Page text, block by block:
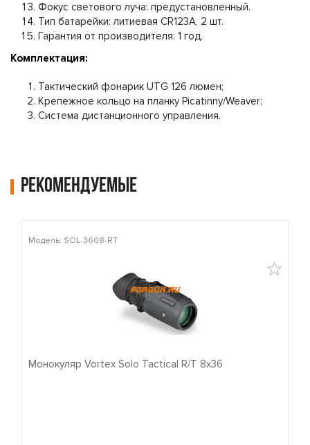
Фокус светового луча: предустановленный.
Тип батарейки: литиевая CR123A, 2 шт.
Гарантия от производителя: 1 год.
Комплектация:
Тактический фонарик UTG 126 люмен;
Крепежное кольцо на планку Picatinny/Weaver;
Система дистанционного управления.
Рекомендуемые
Модель: SOL-3608-RT
Монокуляр Vortex Solo Tactical R/T 8x36